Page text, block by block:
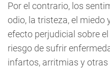
Por el contrario, los
odio, la tristeza, el miedo
efecto perjudicial sobre
riesgo de sufrir
infartos, arritmias y